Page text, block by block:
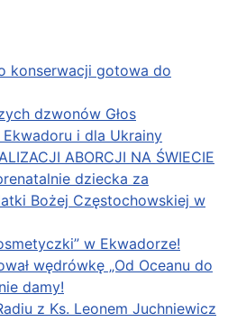
konserwacji gotowa do
dzwonów Głos
i dla Ukrainy
ABORCJI NA ŚWIECIE
dziecka za
Bożej Częstochowskiej w
w Ekwadorze!
wędrówkę „Od Oceanu do
damy!
z Ks. Leonem Juchniewicz